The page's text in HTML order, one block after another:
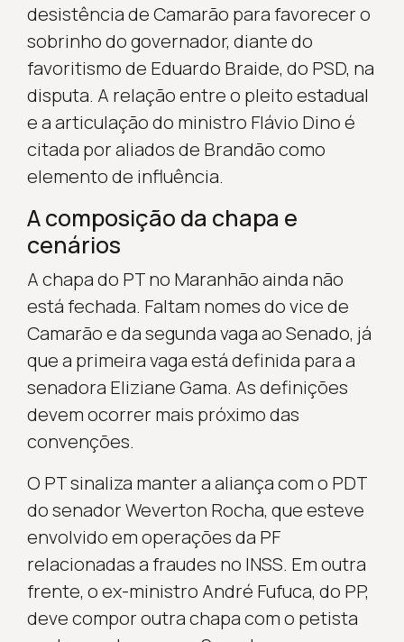
desistência de Camarão para favorecer o
sobrinho do governador, diante do
favoritismo de Eduardo Braide, do PSD, na
disputa. A relação entre o pleito estadual
e a articulação do ministro Flávio Dino é
citada por aliados de Brandão como
elemento de influência.
A composição da chapa e
cenários
A chapa do PT no Maranhão ainda não
está fechada. Faltam nomes do vice de
Camarão e da segunda vaga ao Senado, já
que a primeira vaga está definida para a
senadora Eliziane Gama. As definições
devem ocorrer mais próximo das
convenções.
O PT sinaliza manter a aliança com o PDT
do senador Weverton Rocha, que esteve
envolvido em operações da PF
relacionadas a fraudes no INSS. Em outra
frente, o ex-ministro André Fufuca, do PP,
deve compor outra chapa com o petista